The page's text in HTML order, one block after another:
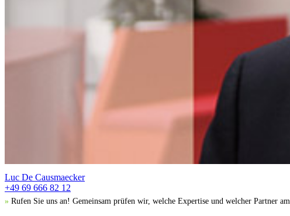
Luc De Causmaecker
+49 69 666 82 12
» Rufen Sie uns an! Gemeinsam prüfen wir, welche Expertise und welcher Partner